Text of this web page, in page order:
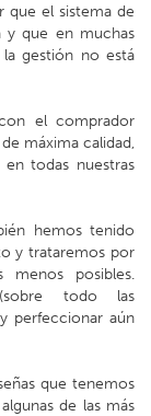
que el sistema de
y que en muchas
gestión no está
el comprador
máxima calidad,
todas nuestras
hemos tenido
y trataremos por
posibles.
todo las
perfeccionar aún
que tenemos
de las más